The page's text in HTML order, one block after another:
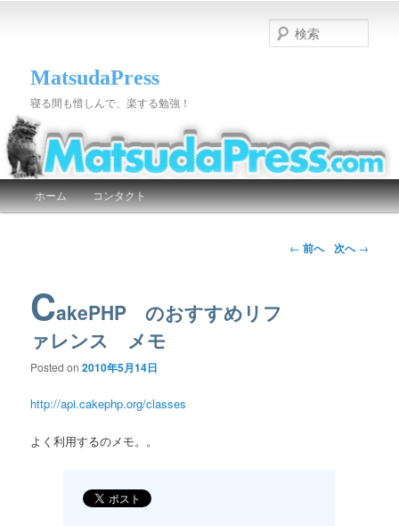
MatsudaPress
寝る間も惜しんで、楽する勉強！
索
メインメニュー
メインコンテンツへ移動
サブコンテンツへ移動
ホーム コンタクト
← 前へ 次へ→
CakePHP のおすすめリフ
ァレンス メモ
Posted on2010年5月14日
http://api.cakephp.org/classes
よく利用するのメモ。。